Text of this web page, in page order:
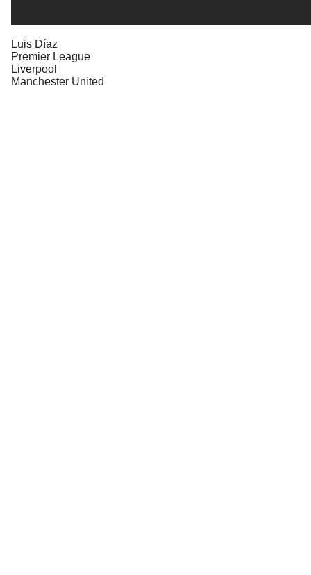
Luis Díaz
Premier League
Liverpool
Manchester United